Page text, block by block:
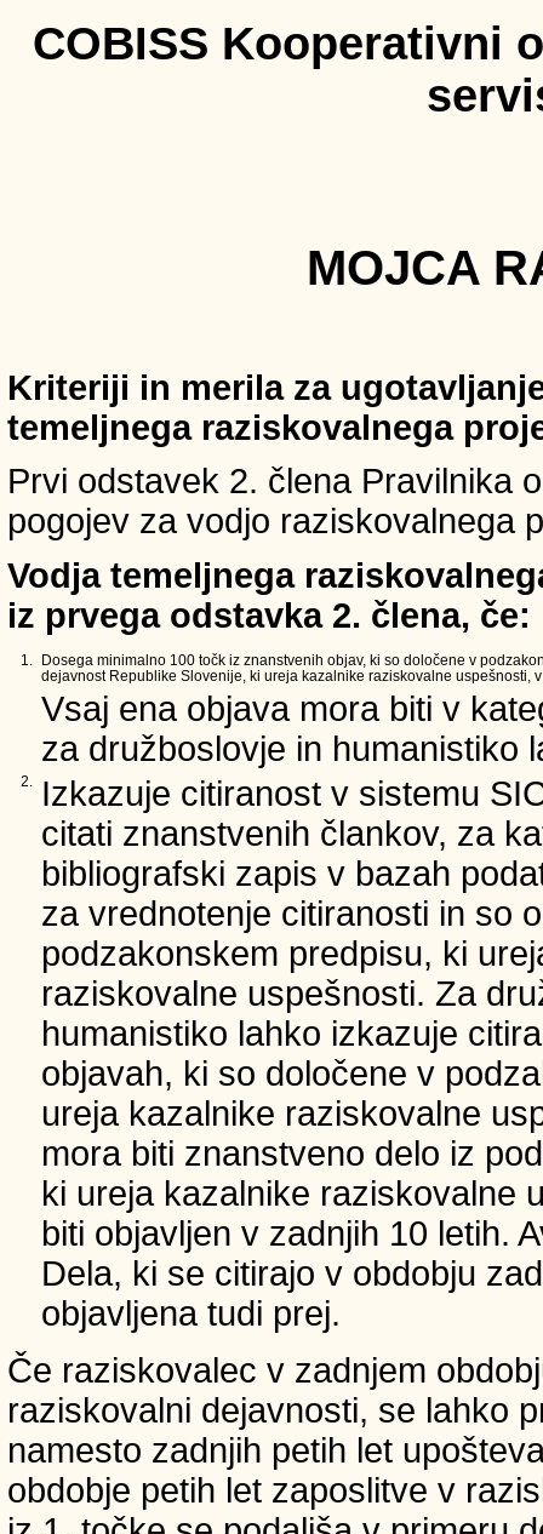
COBISS Kooperativni
MOJCA
Kriteriji in merila za
temeljnega raziskovalnega
Prvi odstavek 2. člena Pravilnika
pogojev za vodjo raziskovalnega
Vodja temeljnega
iz prvega odstavka 2. člena, če:
1.
Dosega minimalno 100 točk iz znanstvenih objav, ki so določene v
dejavnost Republike Slovenije, ki ureja kazalnike raziskovalne uspešnosti,
Vsaj ena objava mora biti v
za družboslovje in humanistiko
2.
Izkazuje citiranost v sistemu
citati znanstvenih člankov, za
bibliografski zapis v bazah
za vrednotenje citiranosti in so
podzakonskem predpisu, ki
raziskovalne uspešnosti. Za
humanistiko lahko izkazuje
objavah, ki so določene v
ureja kazalnike raziskovalne
mora biti znanstveno delo iz
ki ureja kazalnike raziskovalne
biti objavljen v zadnjih 10 letih.
Dela, ki se citirajo v obdobju
objavljena tudi prej.
Če raziskovalec v zadnjem
raziskovalni dejavnosti, se lahko
namesto zadnjih petih let
obdobje petih let zaposlitve v